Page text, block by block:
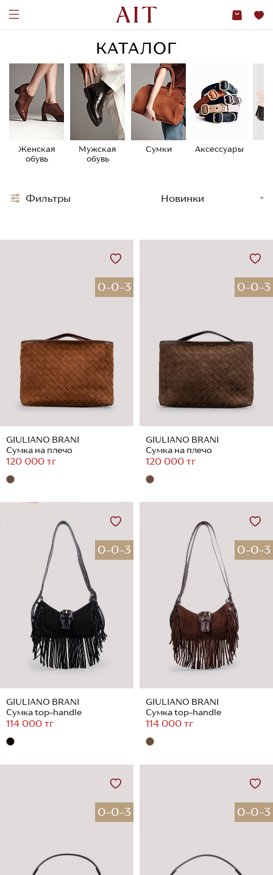
КАТАЛОГ
Женская
обувь
Мужская
обувь
Сумки Аксессуары
0-0-3
GIULIANO BRANI
Сумка на плечо
120 000 тг
0-0-3
GIULIANO BRANI
Сумка на плечо
120 000 тг
0-0-3
GIULIANO BRANI
Сумка top-handle
114 000 тг
0-0-3
GIULIANO BRANI
Сумка top-handle
114 000 тг
0-0-3 0-0-3
Фильтры